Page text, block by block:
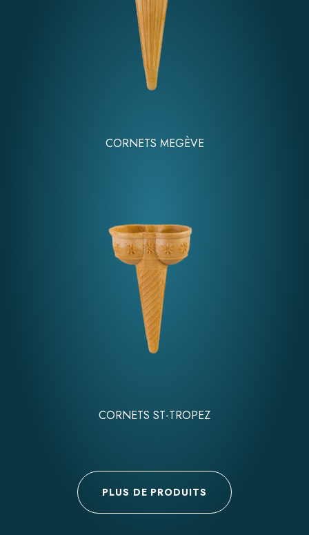
CORNETS MEGÈVE
CORNETS ST-TROPEZ
PLUS DE PRODUITS